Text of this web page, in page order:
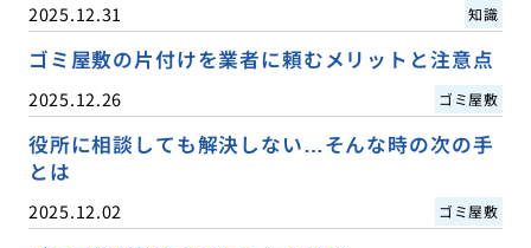
2025.12.31 知識
ゴミ屋敷の片付けを業者に頼むメリットと注意点
2025.12.26 ゴミ屋敷
役所に相談しても解決しない…そんな時の次の手
とは
2025.12.02 ゴミ屋敷